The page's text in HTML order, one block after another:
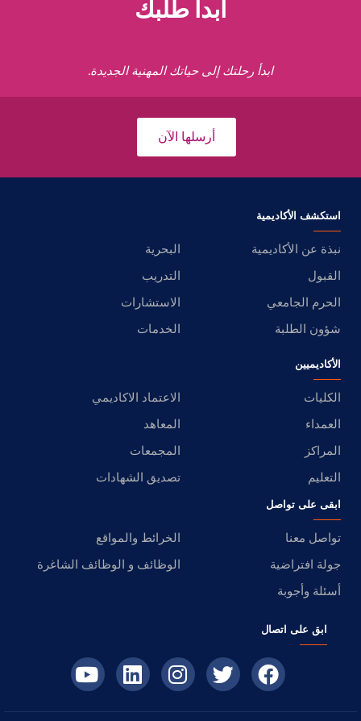
ابدأ طلبك
ابدأ رحلتك إلى حياتك المهنية الجديدة.
أرسلها الآن
استكشف الأكاديمية
نبذة عن الأكاديمية
البحرية
القبول
التدريب
الحرم الجامعي
الاستشارات
شؤون الطلبة
الخدمات
الأكاديميين
الكليات
الاعتماد الاكاديمي
العمداء
المعاهد
المراكز
المجمعات
التعليم
تصديق الشهادات
ابقى على تواصل
تواصل معنا
الخرائط والمواقع
جولة افتراضية
الوظائف و الوظائف الشاغرة
أسئلة وأجوبة
ابق على اتصال